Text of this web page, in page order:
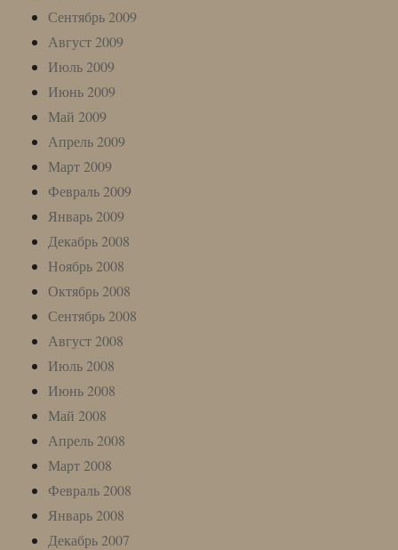
Сентябрь 2009
Август 2009
Июль 2009
Июнь 2009
Май 2009
Апрель 2009
Март 2009
Февраль 2009
Январь 2009
Декабрь 2008
Ноябрь 2008
Октябрь 2008
Сентябрь 2008
Август 2008
Июль 2008
Июнь 2008
Май 2008
Апрель 2008
Март 2008
Февраль 2008
Январь 2008
Декабрь 2007